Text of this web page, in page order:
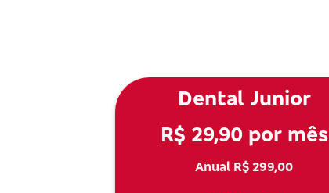
Dental Junior
R$ 29,90 por mês
Anual R$ 299,00